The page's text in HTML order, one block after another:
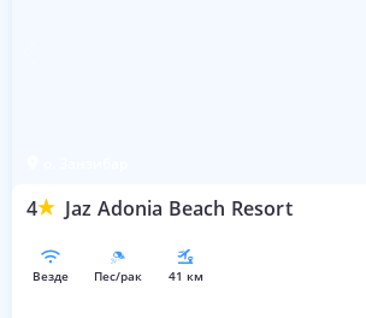
4 Jaz Adonia Beach Resort
везде пес/рак 41 км